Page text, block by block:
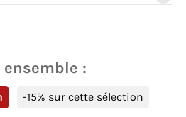
:
-15% sur cette sélection